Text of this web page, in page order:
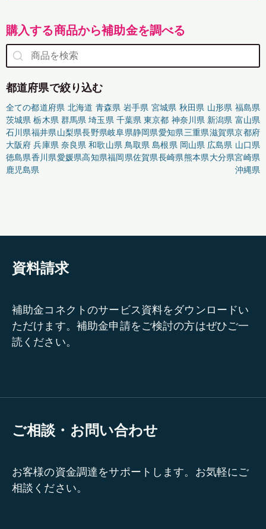
購入する商品から補助金を調べる
都道府県で絞り込む
全ての都道府県 北海道 青森県 岩手県 宮城県 秋田県 山形県 福島県
茨城県 栃木県 群馬県 埼玉県 千葉県 東京都 神奈川県 新潟県 富山県
石川県福井県山梨県長野県岐阜県静岡県愛知県三重県滋賀県京都府
大阪府 兵庫県 奈良県 和歌山県 鳥取県 島根県 岡山県 広島県 山口県
徳島県香川県愛媛県高知県福岡県佐賀県長崎県熊本県大分県宮崎県
鹿児島県
沖縄県
資料請求
補助金コネクトのサービス資料をダウンロードい
ただけます。補助金申請をご検討の方はぜひご一
読ください。
ご相談・お問い合わせ
お客様の資金調達をサポートします。お気軽にご
相談ください。